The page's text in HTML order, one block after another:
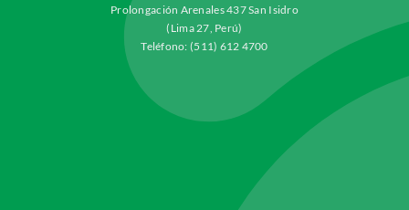
Prolongación Arenales 437 San Isidro
(Lima 27, Perú)
Teléfono: (511) 612 4700